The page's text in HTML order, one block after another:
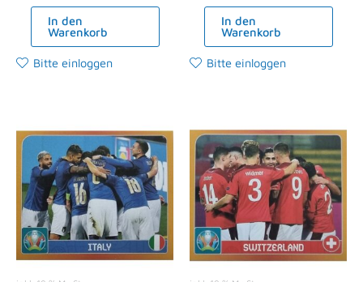
In den
Warenkorb
Bitte einloggen
In den
Warenkorb
Bitte einloggen